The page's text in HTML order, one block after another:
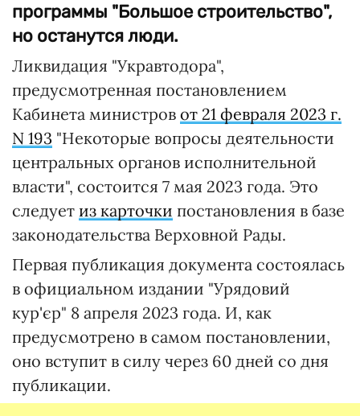
программы "Большое строительство",
но останутся люди.
Ликвидация "Укравтодора",
предусмотренная постановлением
Кабинета министров от 21 февраля 2023 г.
N 193 "Некоторые вопросы деятельности
центральных органов исполнительной
власти", состоится 7 мая 2023 года. Это
следует из карточки постановления в базе
законодательства Верховной Рады.
Первая публикация документа состоялась
в официальном издании "Урядовий
кур'єр" 8 апреля 2023 года. И, как
предусмотрено в самом постановлении,
оно вступит в силу через 60 дней со дня
публикации.